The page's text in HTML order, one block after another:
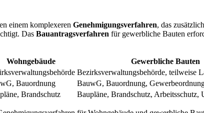
einem komplexeren Genehmigungsverfahren, das
Das Bauantragsverfahren für gewerbliche Bauten
Wohngebäude
Gewerbliche Bauten
Bezirksverwaltungsbehörde, teilweise
Bauordnung
BauwG, Bauordnung,
Brandschutz Baupläne, Brandschutz, Arbeitsschutz,